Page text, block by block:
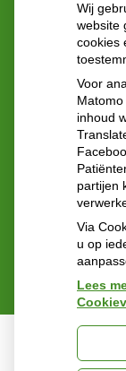
Statenlaan 40
2582GN 's-
070-3551343
Wij
website
cookies
Voor
inhoud
partijen
Via
u op
Lees